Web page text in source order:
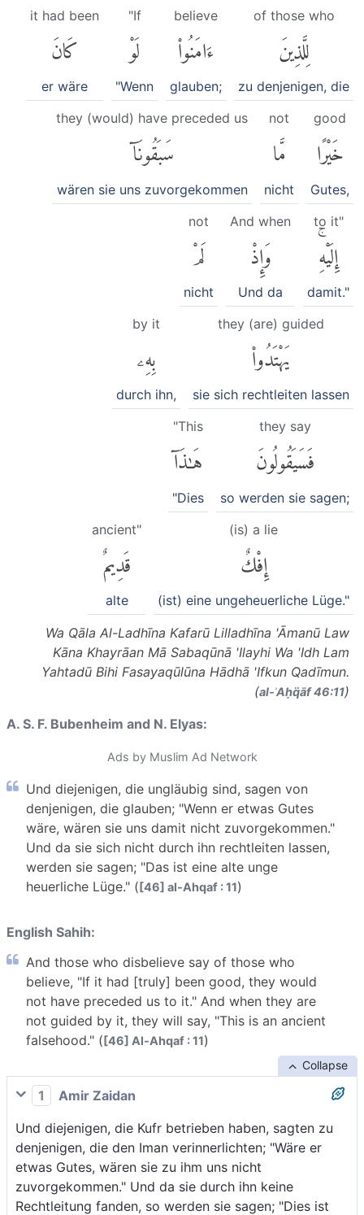
of those who
لِلَّذِينَ
zu denjenigen, die
believe
ءَامَنُوا۟
glauben;
"If
لَوْ
"Wenn
it had been
كَانَ
er wäre
good
خَيْرًا
Gutes,
not
مَّا
nicht
they (would) have preceded us
سَبَقُونَآ
wären sie uns zuvorgekommen
to it"
إِلَيْهِۚ
damit."
And when
وَإِذْ
Und da
not
لَمْ
nicht
they (are) guided
يَهْتَدُوا۟
sie sich rechtleiten lassen
by it
بِهِۦ
durch ihn,
they say
فَسَيَقُولُونَ
so werden sie sagen;
"This
هَٰذَآ
"Dies
(is) a lie
إِفْكٌ
(ist) eine ungeheuerliche Lüge."
ancient"
قَدِيمٌ
alte
Wa Qāla Al-Ladhīna Kafarū Lilladhīna 'Āmanū Law
Kāna Khayrāan Mā Sabaqūnā 'Ilayhi Wa 'Idh Lam
Yahtadū Bihi Fasayaqūlūna Hādhā 'Ifkun Qadīmun.
(al-ʾAḥq̈āf 46:11)
A. S. F. Bubenheim and N. Elyas:
Ads by Muslim Ad Network
Und diejenigen, die ungläubig sind, sagen von
denjenigen, die glauben; "Wenn er etwas Gutes
wäre, wären sie uns damit nicht zuvorgekommen."
Und da sie sich nicht durch ihn rechtleiten lassen,
werden sie sagen; "Das ist eine alte unge
heuerliche Lüge." ([46] al-Ahqaf : 11)
English Sahih:
And those who disbelieve say of those who
believe, "If it had [truly] been good, they would
not have preceded us to it." And when they are
not guided by it, they will say, "This is an ancient
falsehood." ([46] Al-Ahqaf : 11)
Collapse
1
Amir Zaidan
Und diejenigen, die Kufr betrieben haben, sagten zu
denjenigen, die den Iman verinnerlichten; "Wäre er
etwas Gutes, wären sie zu ihm uns nicht
zuvorgekommen." Und da sie durch ihn keine
Rechtleitung fanden, so werden sie sagen; "Dies ist